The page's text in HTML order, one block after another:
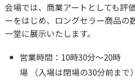
会場では、商業アートとしても評
ーをはじめ、ロングセラー商品の
一堂に展示いたします。
営業時間：10時30分～20
場 （入場は閉場の30分前まで）